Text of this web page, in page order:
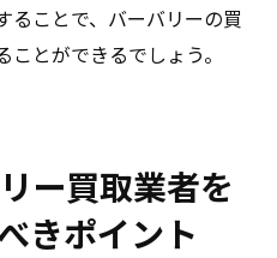
ることで、バーバリーの買
とができるでしょう。
ー買取業者を
きポイント